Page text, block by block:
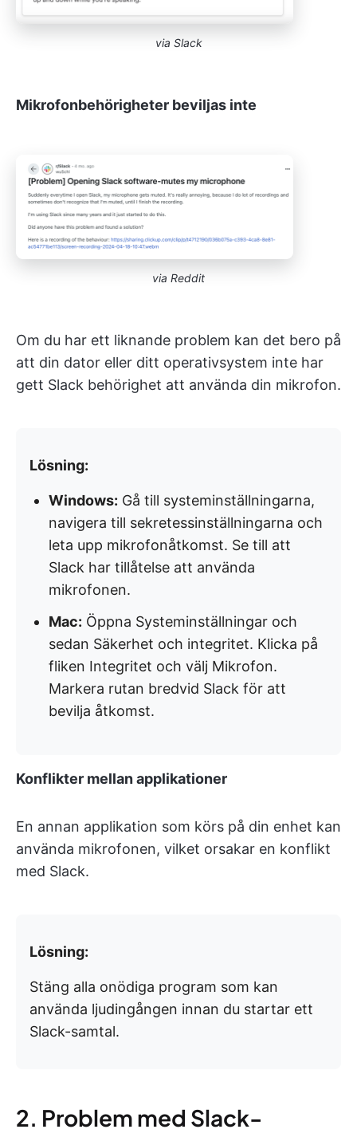
via Slack
Mikrofonbehörigheter beviljas inte
via Reddit
Om du har ett liknande problem kan det bero på
att din dator eller ditt operativsystem inte har
gett Slack behörighet att använda din mikrofon.
Lösning:
Windows: Gå till systeminställningarna,
navigera till sekretessinställningarna och
leta upp mikrofonåtkomst. Se till att
Slack har tillåtelse att använda
mikrofonen.
Mac: Öppna Systeminställningar och
sedan Säkerhet och integritet. Klicka på
fliken Integritet och välj Mikrofon.
Markera rutan bredvid Slack för att
bevilja åtkomst.
Konflikter mellan applikationer
En annan applikation som körs på din enhet kan
använda mikrofonen, vilket orsakar en konflikt
med Slack.
Lösning:
Stäng alla onödiga program som kan
använda ljudingången innan du startar ett
Slack-samtal.
2. Problem med Slack-